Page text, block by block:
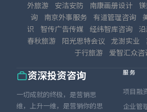
外旅游
安洁安防 南康画册设计
询
南京外事服务 有道管理咨询
识
智传广告传媒 经纬智库咨询
春秋旅游
阳光思特会议 龙澍实业
于行旅游
爱智汇众咨
资深投资咨询
一切成就的终极，是营销思
维，上升一维，是营销你的思
服务
项目融
企业管